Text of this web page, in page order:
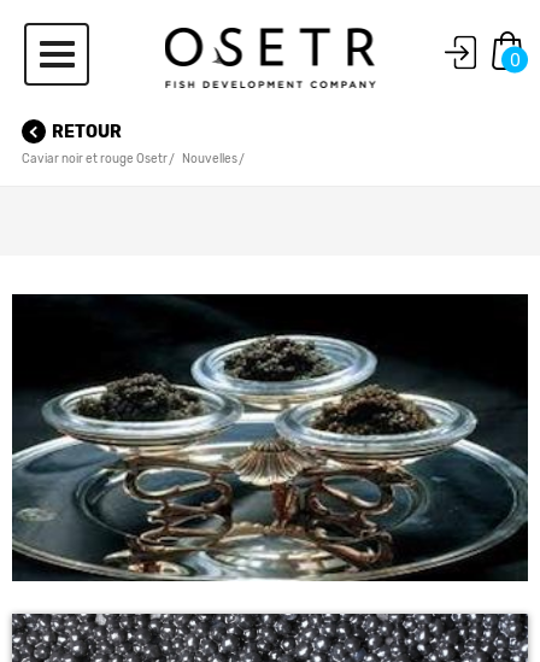
0
RETOUR
Caviar noir et rouge Osetr Nouvelles